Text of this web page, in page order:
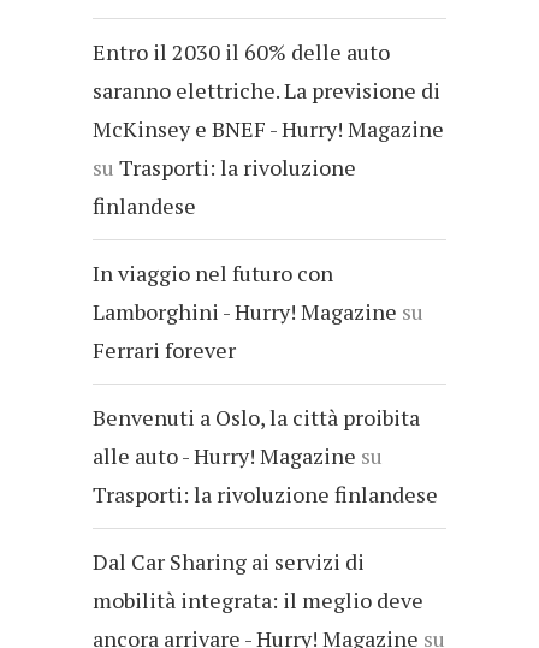
Entro il 2030 il 60% delle auto
saranno elettriche. La previsione di
McKinsey e BNEF - Hurry! Magazine
su Trasporti: la rivoluzione
finlandese
In viaggio nel futuro con
Lamborghini - Hurry! Magazine su
Ferrari forever
Benvenuti a Oslo, la città proibita
alle auto - Hurry! Magazine su
Trasporti: la rivoluzione finlandese
Dal Car Sharing ai servizi di
mobilità integrata: il meglio deve
ancora arrivare - Hurry! Magazine su